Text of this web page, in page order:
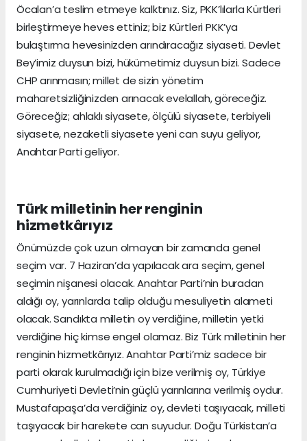
Öcalan’a teslim etmeye kalktınız. Siz, PKK’lılarla Kürtleri
birleştirmeye heves ettiniz; biz Kürtleri PKK’ya
bulaştırma hevesinizden arındıracağız siyaseti. Devlet
Bey’imiz duysun bizi, hükümetimiz duysun bizi. Sadece
CHP arınmasın; millet de sizin yönetim
maharetsizliğinizden arınacak evelallah, göreceğiz.
Göreceğiz; ahlaklı siyasete, ölçülü siyasete, terbiyeli
siyasete, nezaketli siyasete yeni can suyu geliyor,
Anahtar Parti geliyor.
Türk milletinin her renginin
hizmetkârıyız
Önümüzde çok uzun olmayan bir zamanda genel
seçim var. 7 Haziran’da yapılacak ara seçim, genel
seçimin nişanesi olacak. Anahtar Parti’nin buradan
aldığı oy, yarınlarda talip olduğu mesuliyetin alameti
olacak. Sandıkta milletin oy verdiğine, milletin yetki
verdiğine hiç kimse engel olamaz. Biz Türk milletinin her
renginin hizmetkârıyız. Anahtar Parti’miz sadece bir
parti olarak kurulmadığı için bize verilmiş oy, Türkiye
Cumhuriyeti Devleti’nin güçlü yarınlarına verilmiş oydur.
Mustafapaşa’da verdiğiniz oy, devleti taşıyacak, milleti
taşıyacak bir harekete can suyudur. Doğu Türkistan’a